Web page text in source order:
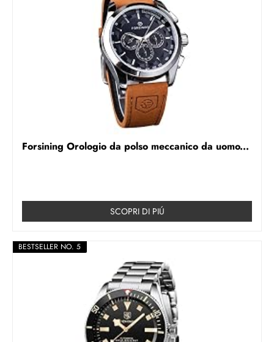
Forsining Orologio da polso meccanico da uomo...
SCOPRI DI PIÚ
BESTSELLER NO. 5